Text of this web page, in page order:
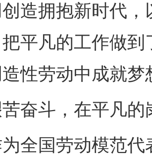
造拥抱新时代
平凡的工作做
性劳动中成就梦
斗，在平凡的
国劳动模范代